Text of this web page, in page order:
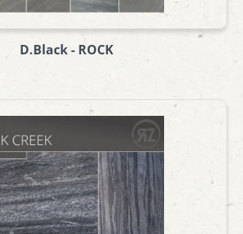
D.Black - ROCK